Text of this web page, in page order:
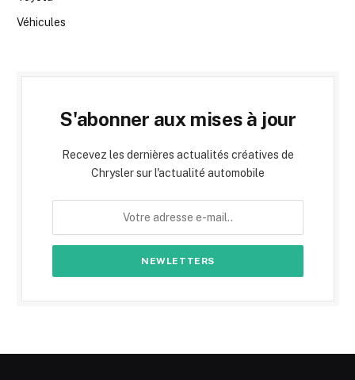
Véhicules
S'abonner aux mises à jour
Recevez les dernières actualités créatives de
Chrysler sur l'actualité automobile